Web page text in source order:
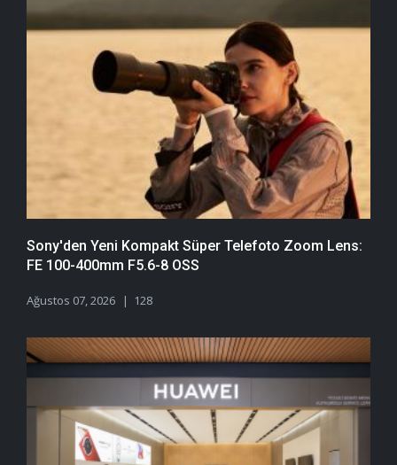
Sony'den Yeni Kompakt Süper Telefoto Zoom Lens:
FE 100-400mm F5.6-8 OSS
Ağustos 07, 2026 128